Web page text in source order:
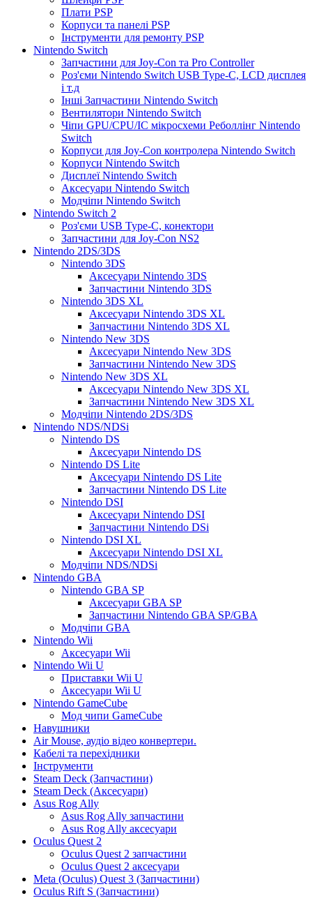
Плати PSP
Корпуси та панелі PSP
Інструменти для ремонту PSP
Nintendo Switch
Запчастини для Joy-Con та Pro Controller
Роз'єми Nintendo Switch USB Type-C, LCD дисплея
і т.д
Інші Запчастини Nintendo Switch
Вентилятори Nintendo Switch
Чіпи GPU/CPU/IC мікросхеми Реболлінг Nintendo
Switch
Корпуси для Joy-Con контролера Nintendo Switch
Корпуси Nintendo Switch
Дисплеї Nintendo Switch
Аксесуари Nintendo Switch
Модчіпи Nintendo Switch
Nintendo Switch 2
Роз'єми USB Type-C, конектори
Запчастини для Joy-Con NS2
Nintendo 2DS/3DS
Nintendo 3DS
Аксесуари Nintendo 3DS
Запчастини Nintendo 3DS
Nintendo 3DS XL
Аксесуари Nintendo 3DS XL
Запчастини Nintendo 3DS XL
Nintendo New 3DS
Аксесуари Nintendo New 3DS
Запчастини Nintendo New 3DS
Nintendo New 3DS XL
Аксесуари Nintendo New 3DS XL
Запчастини Nintendo New 3DS XL
Модчіпи Nintendo 2DS/3DS
Nintendo NDS/NDSi
Nintendo DS
Аксесуари Nintendo DS
Nintendo DS Lite
Аксесуари Nintendo DS Lite
Запчастини Nintendo DS Lite
Nintendo DSI
Аксесуари Nintendo DSI
Запчастини Nintendo DSi
Nintendo DSI XL
Аксесуари Nintendo DSI XL
Модчіпи NDS/NDSi
Nintendo GBA
Nintendo GBA SP
Аксесуари GBA SP
Запчастини Nintendo GBA SP/GBA
Модчіпи GBA
Nintendo Wii
Аксесуари Wii
Nintendo Wii U
Приставки Wii U
Аксесуари Wii U
Nintendo GameCube
Мод чипи GameCube
Навушники
Air Mouse, аудіо відео конвертери.
Кабелі та перехідники
Інструменти
Steam Deck (Запчастини)
Steam Deck (Аксесуари)
Asus Rog Ally
Asus Rog Ally запчастини
Asus Rog Ally аксесуари
Oculus Quest 2
Oculus Quest 2 запчастини
Oculus Quest 2 аксесуари
Meta (Oculus) Quest 3 (Запчастини)
Oculus Rift S (Запчастини)